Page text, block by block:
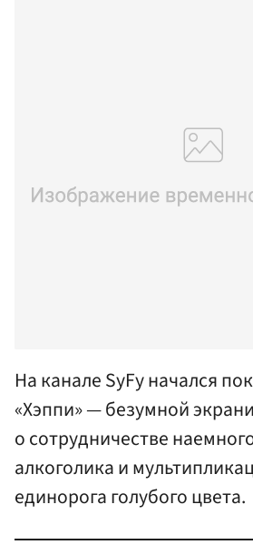
На канале SyFy начался
«Хэппи» — безумной
о сотрудничестве
алкоголика и
единорога голубого цвета.